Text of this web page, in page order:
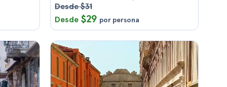
Desde $31
Desde $29 por persona